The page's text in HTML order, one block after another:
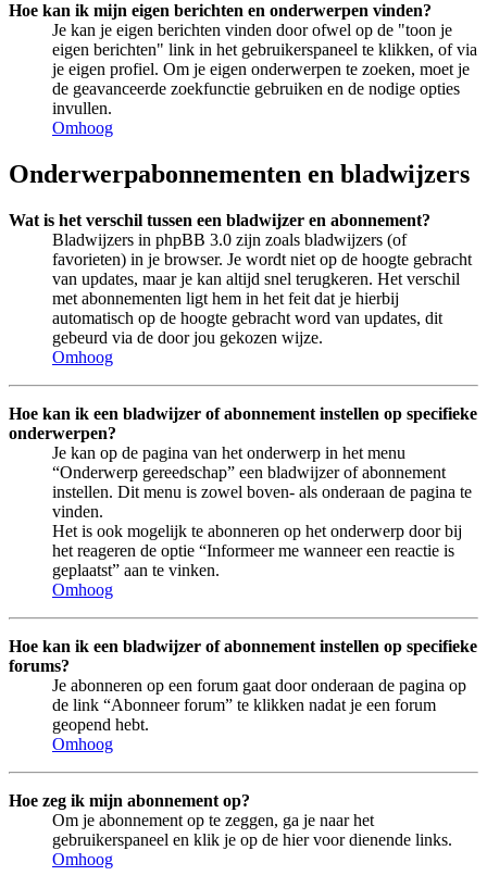
Hoe kan ik mijn eigen berichten en onderwerpen vinden?
Je kan je eigen berichten vinden door ofwel op de "toon je
eigen berichten" link in het gebruikerspaneel te klikken, of via
je eigen profiel. Om je eigen onderwerpen te zoeken, moet je
de geavanceerde zoekfunctie gebruiken en de nodige opties
invullen.
Omhoog
Onderwerpabonnementen en bladwijzers
Wat is het verschil tussen een bladwijzer en abonnement?
Bladwijzers in phpBB 3.0 zijn zoals bladwijzers (of
favorieten) in je browser. Je wordt niet op de hoogte gebracht
van updates, maar je kan altijd snel terugkeren. Het verschil
met abonnementen ligt hem in het feit dat je hierbij
automatisch op de hoogte gebracht word van updates, dit
gebeurd via de door jou gekozen wijze.
Omhoog
Hoe kan ik een bladwijzer of abonnement instellen op specifieke
onderwerpen?
Je kan op de pagina van het onderwerp in het menu
“Onderwerp gereedschap” een bladwijzer of abonnement
instellen. Dit menu is zowel boven- als onderaan de pagina te
vinden.
Het is ook mogelijk te abonneren op het onderwerp door bij
het reageren de optie “Informeer me wanneer een reactie is
geplaatst” aan te vinken.
Omhoog
Hoe kan ik een bladwijzer of abonnement instellen op specifieke
forums?
Je abonneren op een forum gaat door onderaan de pagina op
de link “Abonneer forum” te klikken nadat je een forum
geopend hebt.
Omhoog
Hoe zeg ik mijn abonnement op?
Om je abonnement op te zeggen, ga je naar het
gebruikerspaneel en klik je op de hier voor dienende links.
Omhoog